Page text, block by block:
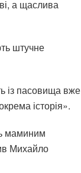
а щаслива
штучне
із пасовища вже
історія».
маминим
Михайло